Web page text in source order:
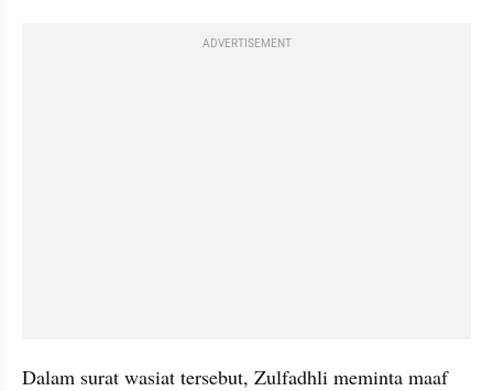
ADVERTISEMENT
Dalam surat wasiat tersebut, Zulfadhli meminta maaf